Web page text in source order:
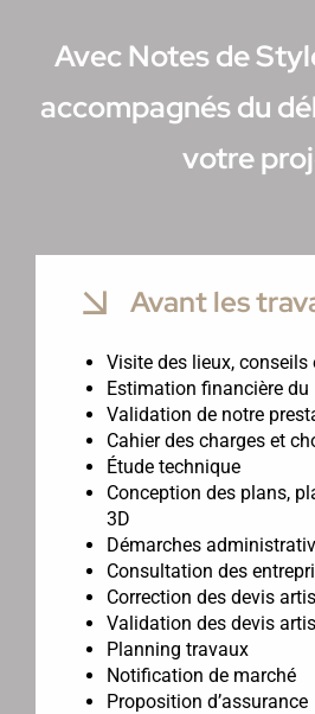
Avec Notes de
accompagnés du
votre
Avant les
Visite des lieux,
Estimation financière du
Validation de notre
Cahier des charges et
Étude technique
Conception des plans,
3D
Démarches
Consultation des
Correction des devis
Validation des devis
Planning travaux
Notification de marché
Proposition d’assurance